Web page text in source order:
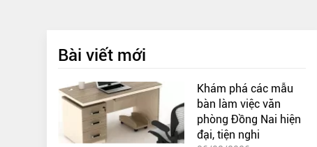
Bài viết mới
Khám phá các mẫu
bàn làm việc văn
phòng Đồng Nai hiện
đại, tiện nghi